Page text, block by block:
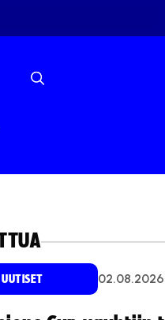
UUTISET 02.08.2026